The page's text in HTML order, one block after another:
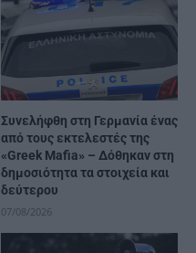
Συνελήφθη στη Γερμανία ένας
από τους εκτελεστές της
«Greek Mafia» – Δόθηκαν στη
δημοσιότητα τα στοιχεία και
δεύτερου
07/08/2026